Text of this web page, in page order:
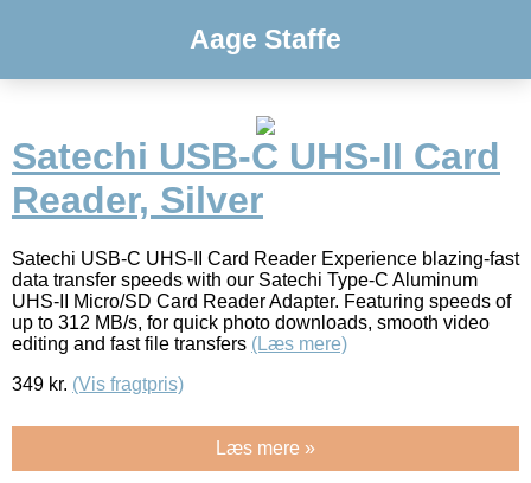
Aage Staffe
Satechi USB-C UHS-II Card
Reader, Silver
Satechi USB-C UHS-II Card Reader Experience blazing-fast
data transfer speeds with our Satechi Type-C Aluminum
UHS-II Micro/SD Card Reader Adapter. Featuring speeds of
up to 312 MB/s, for quick photo downloads, smooth video
editing and fast file transfers (Læs mere)
349 kr. (Vis fragtpris)
Læs mere »